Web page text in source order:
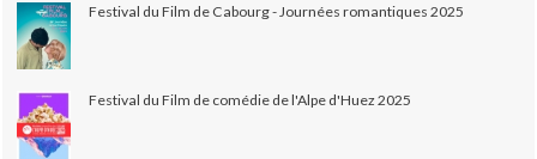
Festival du Film de Cabourg - Journées romantiques 2025
Festival du Film de comédie de l'Alpe d'Huez 2025